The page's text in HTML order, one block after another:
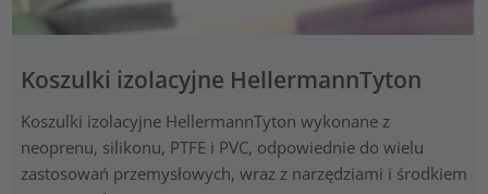
Koszulki izolacyjne HellermannTyton
Koszulki izolacyjne HellermannTyton wykonane z
neoprenu, silikonu, PTFE i PVC, odpowiednie do wielu
zastosowań przemysłowych, wraz z narzędziami i środkiem